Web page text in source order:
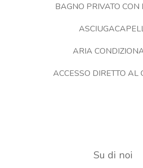
BAGNO PRIVATO CON
ARIA
ACCESSO DIRETTO AL
Su di noi